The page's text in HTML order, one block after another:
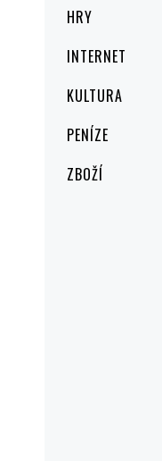
HRY
INTERNET
KULTURA
PENÍZE
ZBOŽÍ